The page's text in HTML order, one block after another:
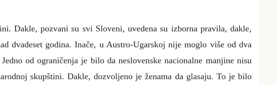
Dakle, pozvani su svi Sloveni, uvedena su izborna pravila, dakle,
dvadeset godina. Inače, u Austro-Ugarskoj nije moglo više od dva
od ograničenja je bilo da neslovenske nacionalne manjine nisu
skupštini. Dakle, dozvoljeno je ženama da glasaju. To je bilo